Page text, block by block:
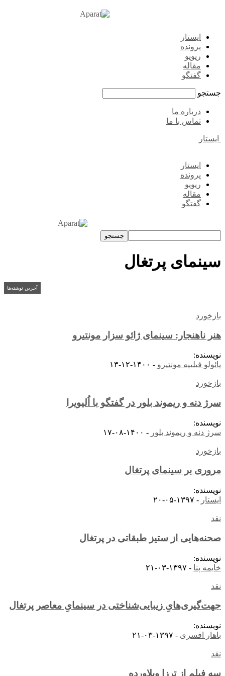
ایستار
پرونده
ریویو
مقاله
گفتگو
جستجو
درباره ما
تماس با ما
ایستار
ایستار
پرونده
ریویو
مقاله
گفتگو
سینمای پرتغال
آخرین نوشته‌ها
بازخورد
هنر ناهنجار: سینمای ژائو سزار مونتیرو
نویسنده:
پائولو فیلیپه مونتیرو - ۱۴۰۰-۱۲-۱۳
بازخورد
سرژ دنه و ریموند بلور در گفتگو با اُلیویرا
نویسنده:
سرژ دنه و ریموند بلور - ۱۴۰۰-۰۸-۱۷
بازخورد
مروری بر سینمای پرتغال
نویسنده:
ایستار - ۱۳۹۷-۰۵-۲۰
نقد
صحنه‌هایی از ستیز طبقاتی در پرتغال
نویسنده:
خایمه پنا - ۱۳۹۷-۰۳-۲۱
نقد
جهت‌گیری‌هایِ زیبایی‌شناختی در سینمایِ معاصر پرتغال
نویسنده:
باهار افسری - ۱۳۹۷-۰۳-۲۱
نقد
سه فیلم از ترزا ویلاورده